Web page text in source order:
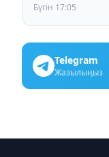
Бүгін 17:05
Telegram
Жазылыңыз